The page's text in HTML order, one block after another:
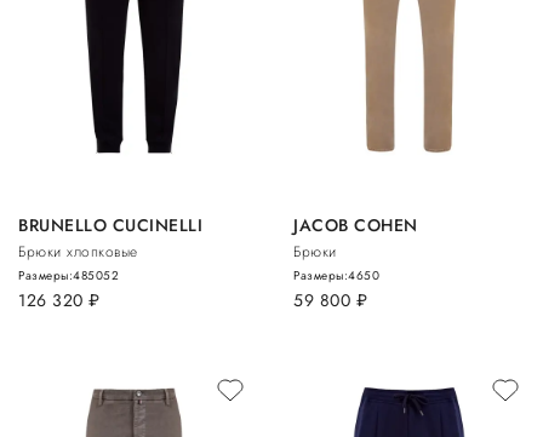
BRUNELLO CUCINELLI
Брюки хлопковые
126 320 руб.
Размеры:485052
JACOB COHEN
Брюки
59 800 руб.
Размеры:4650